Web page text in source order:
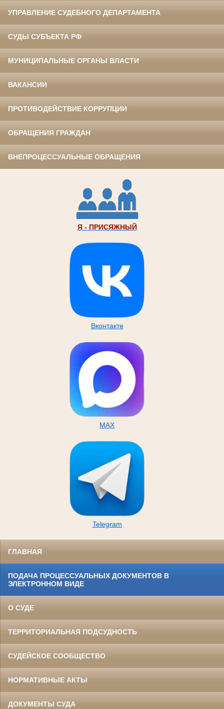
УПРАВЛЕНИЕ СУДЕБНОГО ДЕПАРТАМЕНТА
СУДЫ СУБЪЕКТА РФ
МУНИЦИПАЛЬНЫЕ ОРГАНЫ ВЛАСТИ
ВАКАНСИИ
ПРОТИВОДЕЙСТВИЕ КОРРУПЦИИ
ОБРАЩЕНИЯ ГРАЖДАН
ВНЕПРОЦЕССУАЛЬНЫЕ ОБРАЩЕНИЯ
Я - ПРИСЯЖНЫЙ
Вконтакте
MAX
Telegram
ГЛАВНАЯ
ПОДАЧА ПРОЦЕССУАЛЬНЫХ ДОКУМЕНТОВ В
ЭЛЕКТРОННОМ ВИДЕ
О СУДЕ
ТЕРРИТОРИАЛЬНАЯ ПОДСУДНОСТЬ
СУДЕЙСКОЕ СООБЩЕСТВО
НОРМАТИВНЫЕ АКТЫ
ДОКУМЕНТЫ СУДА